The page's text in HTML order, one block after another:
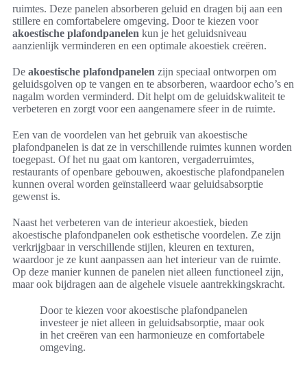
ruimtes. Deze panelen absorberen geluid en dragen bij aan een
stillere en comfortabelere omgeving. Door te kiezen voor
akoestische plafondpanelen kun je het geluidsniveau
aanzienlijk verminderen en een optimale akoestiek creëren.
De akoestische plafondpanelen zijn speciaal ontworpen om
geluidsgolven op te vangen en te absorberen, waardoor echo’s en
nagalm worden verminderd. Dit helpt om de geluidskwaliteit te
verbeteren en zorgt voor een aangenamere sfeer in de ruimte.
Een van de voordelen van het gebruik van akoestische
plafondpanelen is dat ze in verschillende ruimtes kunnen worden
toegepast. Of het nu gaat om kantoren, vergaderruimtes,
restaurants of openbare gebouwen, akoestische plafondpanelen
kunnen overal worden geïnstalleerd waar geluidsabsorptie
gewenst is.
Naast het verbeteren van de interieur akoestiek, bieden
akoestische plafondpanelen ook esthetische voordelen. Ze zijn
verkrijgbaar in verschillende stijlen, kleuren en texturen,
waardoor je ze kunt aanpassen aan het interieur van de ruimte.
Op deze manier kunnen de panelen niet alleen functioneel zijn,
maar ook bijdragen aan de algehele visuele aantrekkingskracht.
Door te kiezen voor akoestische plafondpanelen
investeer je niet alleen in geluidsabsorptie, maar ook
in het creëren van een harmonieuze en comfortabele
omgeving.